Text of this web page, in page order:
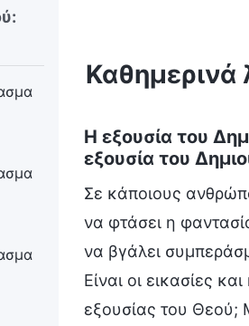
Καθημερινά
Η εξουσία του
εξουσία του
Σε κάποιους
να φτάσει η
να βγάλει
Είναι οι εικασίες
εξουσίας του Θεού;